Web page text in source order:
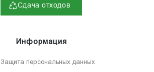
Сдача отходов
Информация
Защита персональных данных